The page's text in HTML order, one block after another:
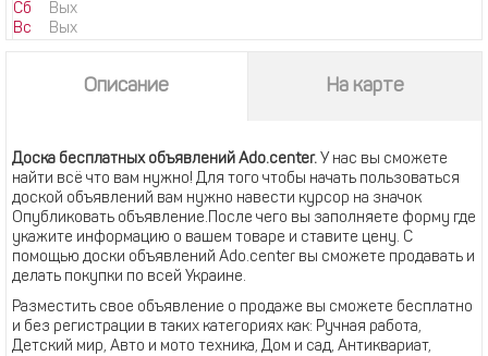
Сб
Вых
Вс
Вых
Описание На карте
Доска бесплатных объявлений Ado.center. У нас вы сможете
найти всё что вам нужно! Для того чтобы начать пользоваться
доской объявлений вам нужно навести курсор на значок
Опубликовать объявление.После чего вы заполняете форму где
укажите информацию о вашем товаре и ставите цену. С
помощью доски объявлений Ado.center вы сможете продавать и
делать покупки по всей Украине.
Разместить свое объявление о продаже вы сможете бесплатно
и без регистрации в таких категориях как: Ручная работа,
Детский мир, Авто и мото техника, Дом и сад, Антиквариат,